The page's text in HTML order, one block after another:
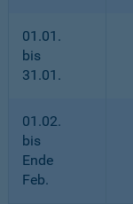
01.01.
bis
31.01.
01.02.
bis
Ende
Feb.